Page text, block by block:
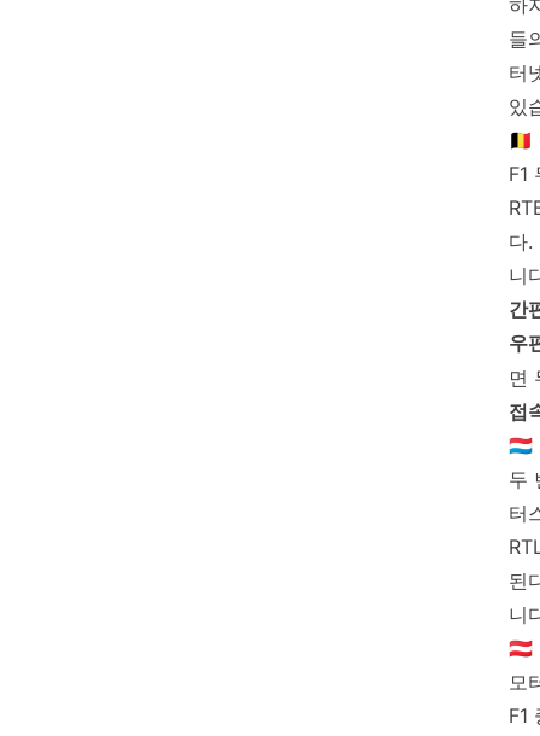
하
들
터
있
🇧🇪
F1
다.
니
간
우
면
접
🇱🇺
두
터
된
니
🇦🇹
모
F1